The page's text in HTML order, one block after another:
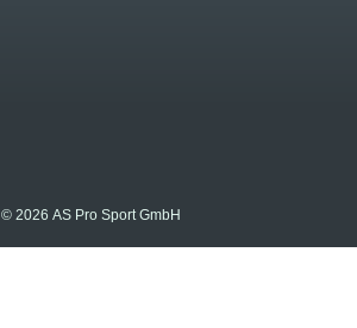
© 2026 AS Pro Sport GmbH